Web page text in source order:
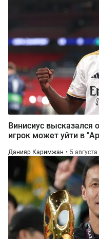
Винисиус
игрок может уйти в
Данияр Каримжан 5